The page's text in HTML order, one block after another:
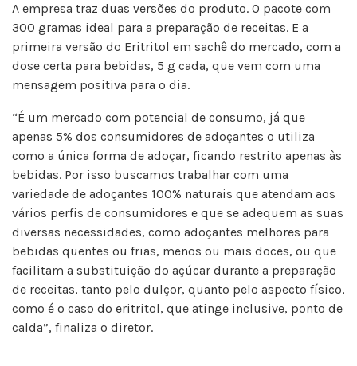
A empresa traz duas versões do produto. O pacote com
300 gramas ideal para a preparação de receitas. E a
primeira versão do Eritritol em sachê do mercado, com a
dose certa para bebidas, 5 g cada, que vem com uma
mensagem positiva para o dia.
“É um mercado com potencial de consumo, já que
apenas 5% dos consumidores de adoçantes o utiliza
como a única forma de adoçar, ficando restrito apenas às
bebidas. Por isso buscamos trabalhar com uma
variedade de adoçantes 100% naturais que atendam aos
vários perfis de consumidores e que se adequem as suas
diversas necessidades, como adoçantes melhores para
bebidas quentes ou frias, menos ou mais doces, ou que
facilitam a substituição do açúcar durante a preparação
de receitas, tanto pelo dulçor, quanto pelo aspecto físico,
como é o caso do eritritol, que atinge inclusive, ponto de
calda”, finaliza o diretor.